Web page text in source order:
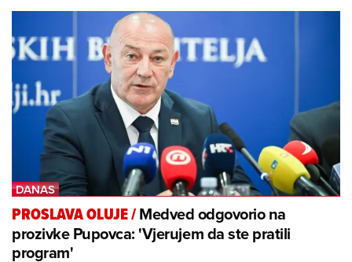
PROSLAVA OLUJE/Medved odgovorio na
prozivke Pupovca: 'Vjerujem da ste pratili
program'